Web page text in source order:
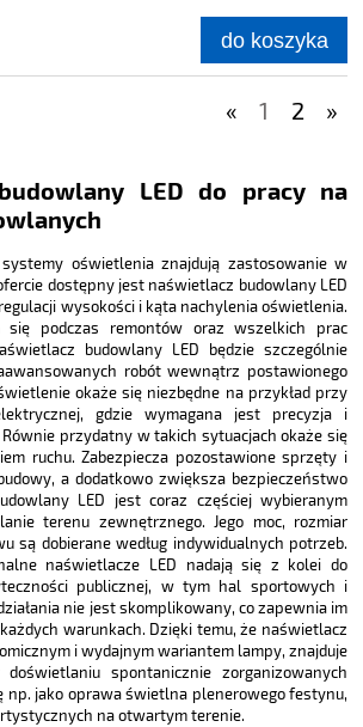
do koszyka
« 1 2 »
LED do pracy na
oświetlenia znajdują zastosowanie w
dostępny jest naświetlacz budowlany LED
wysokości i kąta nachylenia oświetlenia.
się podczas remontów oraz wszelkich prac
budowlany LED będzie szczególnie
robót wewnątrz postawionego
okaże się niezbędne na przykład przy
gdzie wymagana jest precyzja i
Równie przydatny w takich sytuacjach okaże się
ruchu. Zabezpiecza pozostawione sprzęty i
a dodatkowo zwiększa bezpieczeństwo
LED jest coraz częściej wybieranym
terenu zewnętrznego. Jego moc, rozmiar
są dobierane według indywidualnych potrzeb.
naświetlacze LED nadają się z kolei do
publicznej, w tym hal sportowych i
nie jest skomplikowany, co zapewnia im
warunkach. Dzięki temu, że naświetlacz
i wydajnym wariantem lampy, znajduje
spontanicznie zorganizowanych
np. jako oprawa świetlna plenerowego festynu,
na otwartym terenie.